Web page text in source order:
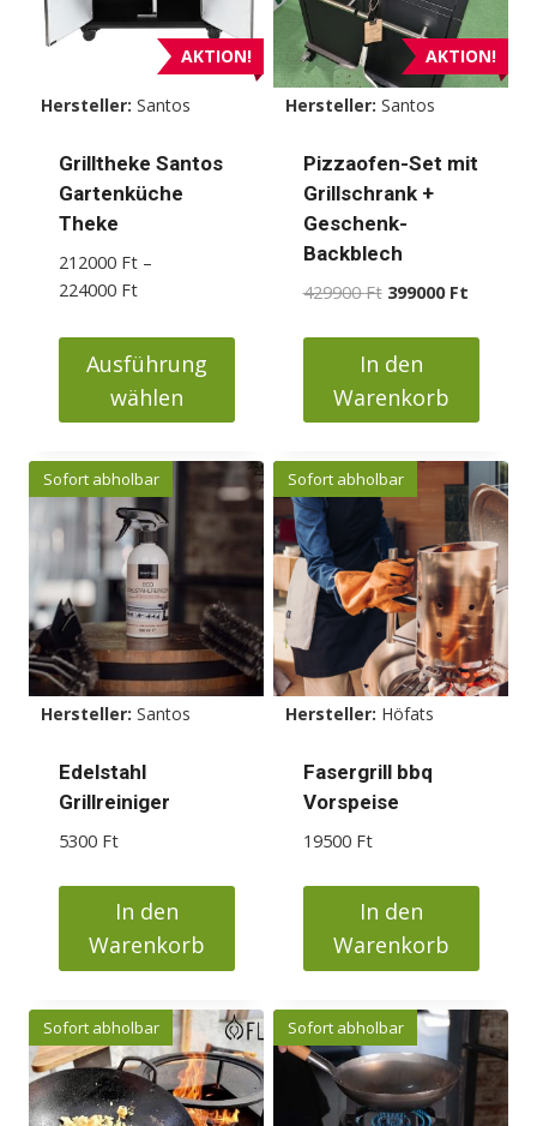
AKTION!
Hersteller: Santos
Grilltheke Santos
Gartenküche
Theke
212000 Ft –
224000 FtPreisspanne:
bis
224000 Ft
Ausführung
wählen
Produkt
weist
mehrere
Varianten
auf.
Die
Optionen
können
auf
der
Produktseite
AKTION!
Hersteller: Santos
Pizzaofen-Set mit
Grillschrank +
Geschenk-
Backblech
429900Ft Ursprünglicher
war:
429900 Ft
399000 FtAktueller
ist:
In den
Warenkorb
Sofort abholbar
Hersteller: Santos
Edelstahl
Grillreiniger
5300 Ft
In den
Warenkorb
Sofort abholbar
Hersteller: Höfats
Fasergrill bbq
Vorspeise
19500 Ft
In den
Warenkorb
Sofort abholbar Sofort abholbar